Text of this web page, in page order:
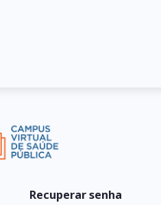
Recuperar senha